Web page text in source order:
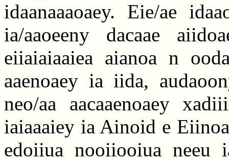
idaanaaaoaey. Eie/ae
ia/aaoeeny dacaae
eiiaiaiaaiea aianoa n
aaenoaey ia iida,
neo/aa aacaaenoaey
iaiaaaiey ia Ainoid e
edoiiua nooiiooiua neeu